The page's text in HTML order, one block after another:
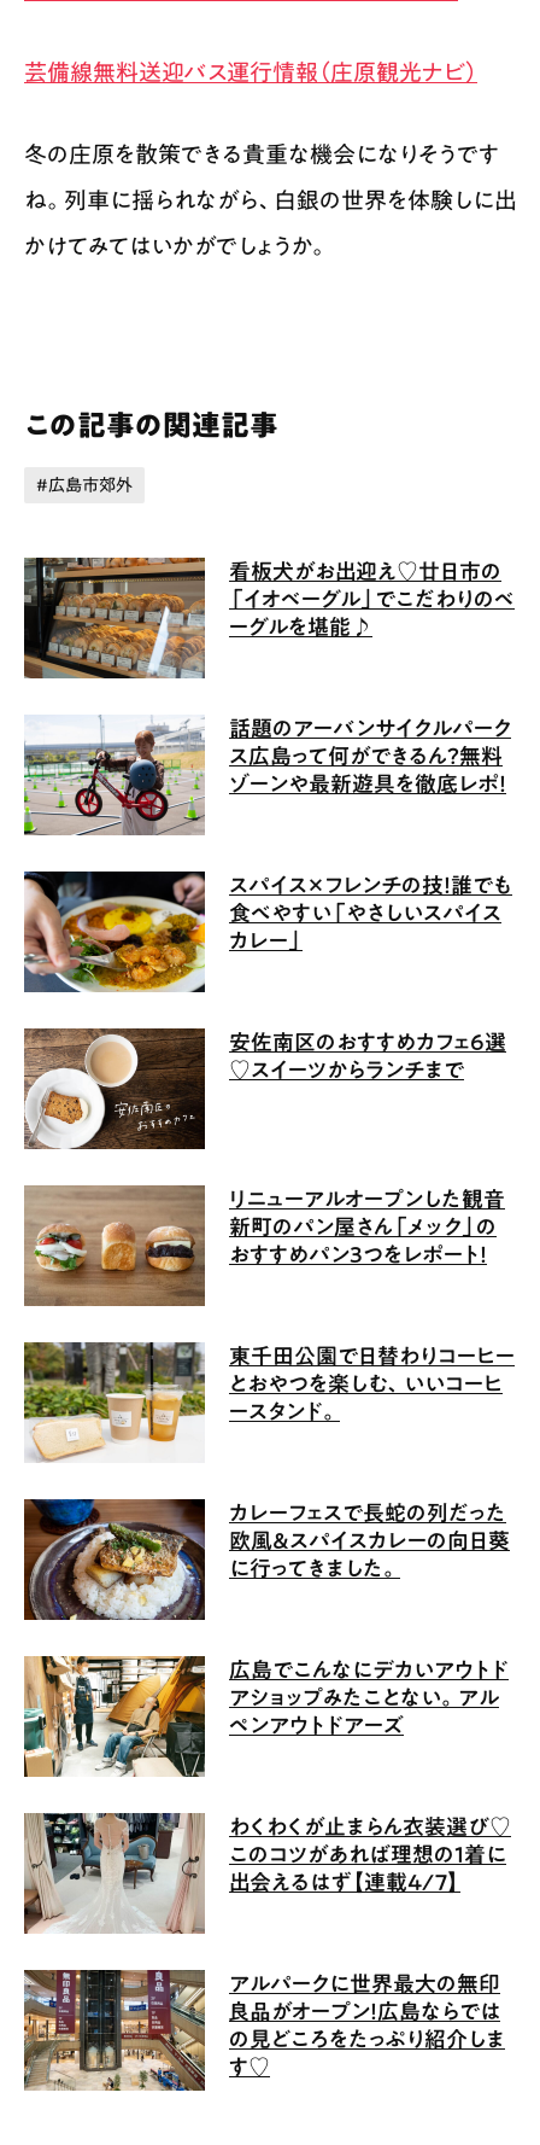
芸備線無料送迎バス運行情報（庄原観光ナビ）
冬の庄原を散策できる貴重な機会になりそうです
ね。列車に揺られながら、白銀の世界を体験しに出
かけてみてはいかがでしょうか。
この記事の関連記事
広島市郊外
看板犬がお出迎え♡廿日市の
「イオベーグル」でこだわりのベ
ーグルを堪能♪
話題のアーバンサイクルパーク
ス広島って何ができるん？無料
ゾーンや最新遊具を徹底レポ！
スパイス×フレンチの技！誰でも
食べやすい「やさしいスパイス
カレー」
安佐南区のおすすめカフェ6選
♡スイーツからランチまで
リニューアルオープンした観音
新町のパン屋さん「メック」の
おすすめパン3つをレポート！
東千田公園で日替わりコーヒー
とおやつを楽しむ、いいコーヒ
ースタンド。
カレーフェスで長蛇の列だった
欧風＆スパイスカレーの向日葵
に行ってきました。
広島でこんなにデカいアウトド
アショップみたことない。アル
ペンアウトドアーズ
わくわくが止まらん衣装選び♡
このコツがあれば理想の1着に
出会えるはず【連載4/7】
アルパークに世界最大の無印
良品がオープン！広島ならでは
の見どころをたっぷり紹介しま
す♡